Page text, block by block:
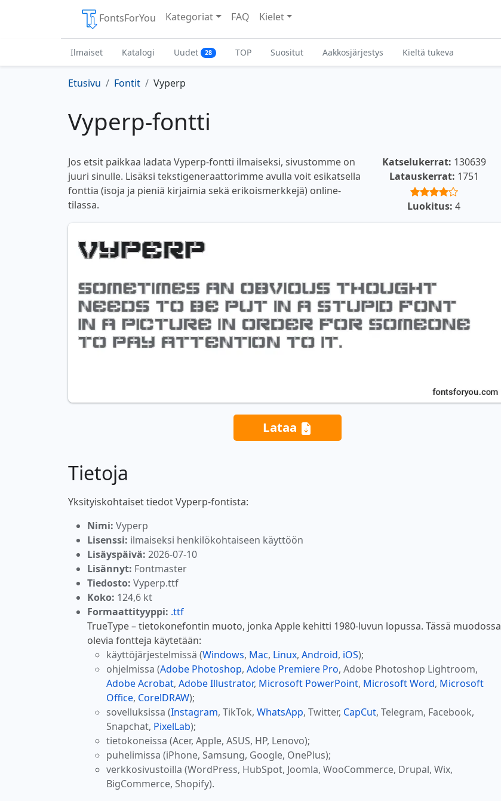
FontsForYou Kategoriat FAQ Kielet
Ilmaiset Katalogi Uudet 28 TOP Suositut Aakkosjärjestys Kieltä tukeva
Etusivu Fontit Vyperp
Vyperp-fontti
Jos etsit paikkaa ladata Vyperp-fontti ilmaiseksi, sivustomme on
juuri sinulle. Lisäksi tekstigeneraattorimme avulla voit esikatsella
fonttia (isoja ja pieniä kirjaimia sekä erikoismerkkejä) online-
tilassa.
Katselukerrat: 130639
Latauskerrat: 1751
Luokitus: 4
Lataa
Tietoja
Yksityiskohtaiset tiedot Vyperp-fontista:
Nimi: Vyperp
Lisenssi: ilmaiseksi henkilökohtaiseen käyttöön
Lisäyspäivä: 2026-07-10
Lisännyt: Fontmaster
Tiedosto: Vyperp.ttf
Koko: 124,6 kt
Formaattityyppi: .ttf
TrueType – tietokonefontin muoto, jonka Apple kehitti 1980-luvun lopussa. Tässä muodossa
olevia fontteja käytetään:
käyttöjärjestelmissä (Windows, Mac, Linux, Android, iOS);
ohjelmissa (Adobe Photoshop, Adobe Premiere Pro, Adobe Photoshop Lightroom,
Adobe Acrobat, Adobe Illustrator, Microsoft PowerPoint, Microsoft Word, Microsoft
Office, CorelDRAW);
sovelluksissa (Instagram, TikTok, WhatsApp, Twitter, CapCut, Telegram, Facebook,
Snapchat, PixelLab);
tietokoneissa (Acer, Apple, ASUS, HP, Lenovo);
puhelimissa (iPhone, Samsung, Google, OnePlus);
verkkosivustoilla (WordPress, HubSpot, Joomla, WooCommerce, Drupal, Wix,
BigCommerce, Shopify).